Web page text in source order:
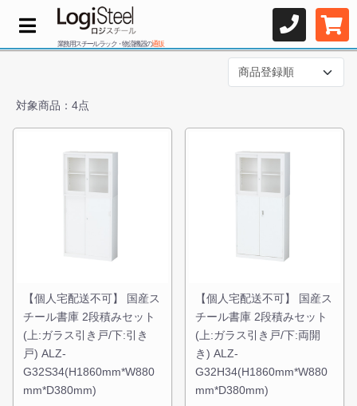
業務用スチールラック・物流機器の通販
対象商品：4点
【個人宅配送不可】 国産ス
チール書庫 2段積みセット
(上:ガラス引き戸/下:引き
戸) ALZ-
G32S34(H1860mm*W880
mm*D380mm)
【個人宅配送不可】 国産ス
チール書庫 2段積みセット
(上:ガラス引き戸/下:両開
き) ALZ-
G32H34(H1860mm*W880
mm*D380mm)